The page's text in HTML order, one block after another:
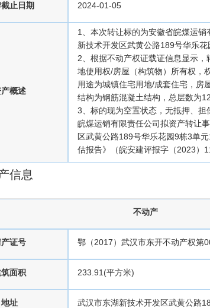
止日期 2024-01-05
产概述
1、本次转让标的为安徽省皖煤运
新技术开发区武黄公路189号华乐花
2、根据不动产权证载证信息显示
地使用权/房屋（构筑物）所有权，
用途为城镇住宅用地/成套住宅，房
结构为钢筋混凝土结构，总层数为
3、标的现为空置状态，无抵押、
皖煤运销有限责任公司拟资产转让
区武黄公路189号华乐花园9栋3单
估报告》（皖安建评报字（2023）
信息
不动产
产证号 鄂（2017）武汉市东开不动产权第
面积 233.91(平方米)
地址 武汉市东湖新技术开发区武黄公路